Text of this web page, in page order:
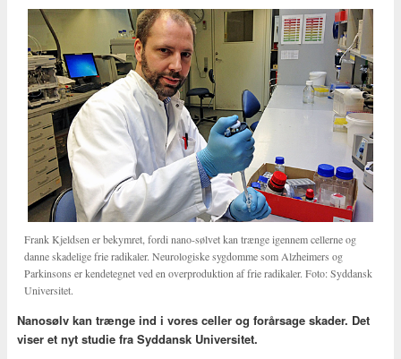
Frank Kjeldsen er bekymret, fordi nano-sølvet kan trænge igennem cellerne og
danne skadelige frie radikaler. Neurologiske sygdomme som Alzheimers og
Parkinsons er kendetegnet ved en overproduktion af frie radikaler. Foto: Syddansk
Universitet.
Nanosølv kan trænge ind i vores celler og forårsage skader. Det
viser et nyt studie fra Syddansk Universitet.